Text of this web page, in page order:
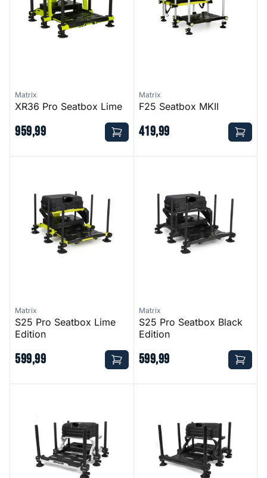
Matrix
XR36 Pro Seatbox Lime
959,99
Matrix
F25 Seatbox MKII
419,99
Matrix
S25 Pro Seatbox Lime
Edition
599,99
Matrix
S25 Pro Seatbox Black
Edition
599,99